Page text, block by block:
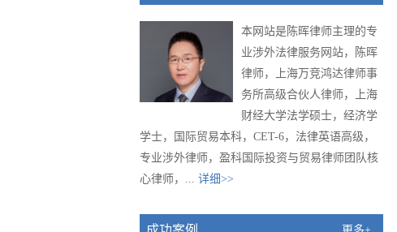
本网站是陈晖律师主理的专
业涉外法律服务网站，陈晖
律师，上海万竞鸿达律师事
务所高级合伙人律师，上海
财经大学法学硕士，经济学
学士，国际贸易本科，CET-6，法律英语高级，
专业涉外律师，盈科国际投资与贸易律师团队核
心律师，... 详细>>